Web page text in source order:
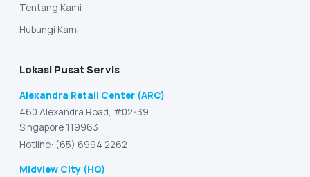
Tentang Kami
Hubungi Kami
Lokasi Pusat Servis
Alexandra Retail Center (ARC)
460 Alexandra Road, #02-39
Singapore 119963
Hotline: (65) 6994 2262
Midview City (HQ)